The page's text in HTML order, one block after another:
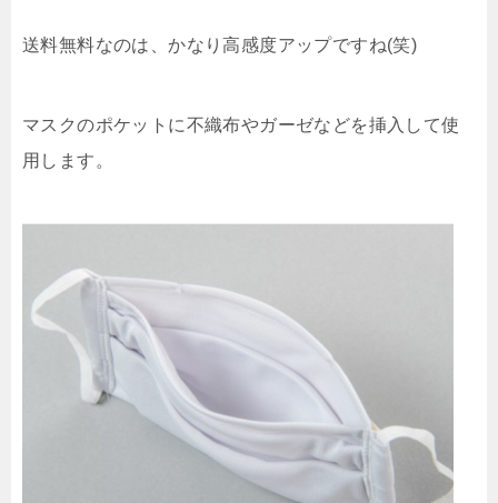
送料無料なのは、かなり高感度アップですね(笑)
マスクのポケットに不織布やガーゼなどを挿入して使
用します。